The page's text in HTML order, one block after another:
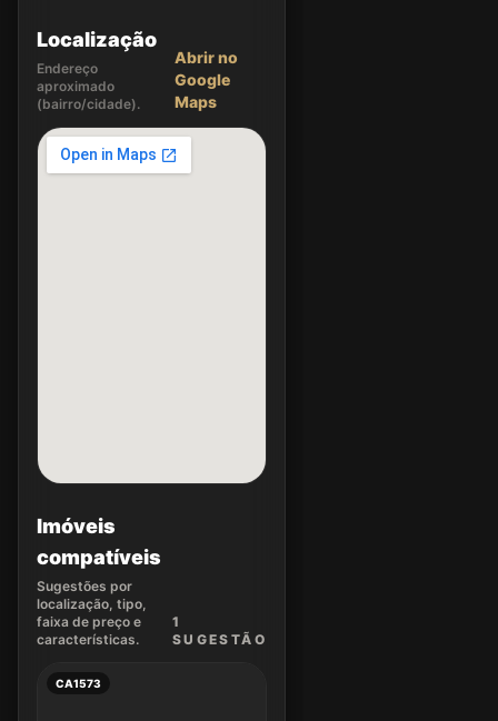
Localização
Endereço
aproximado
(bairro/cidade).
Abrir no
Google
Maps
Imóveis
compatíveis
Sugestões por
localização, tipo,
faixa de preço e
características.
1
SUGESTÃO
CA1573